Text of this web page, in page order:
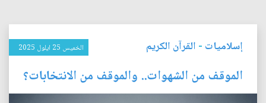
إسلاميات - القرآن الكريم الخميس 25 ايلول 2025
الموقف من الشهوات.. والموقف من الانتخابات؟